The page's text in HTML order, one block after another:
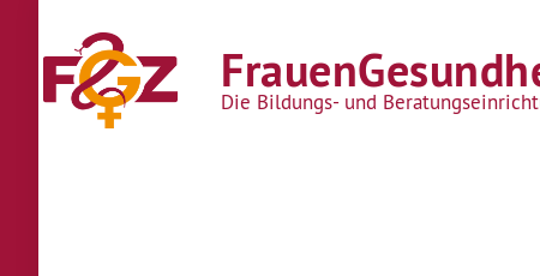
Die Bildungs- und